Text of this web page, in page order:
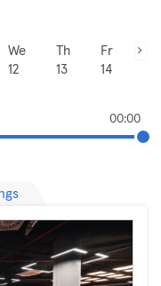
We
12
Th
13
Fr
14
00:00